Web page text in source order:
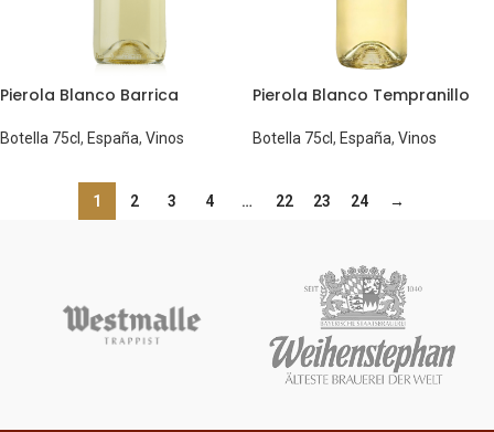
Pierola Blanco Barrica
Botella 75cl, España, Vinos
Pierola Blanco Tempranillo
Botella 75cl, España, Vinos
1 2 3 4 … 22 23 24 →